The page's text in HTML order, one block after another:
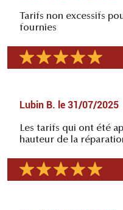
Tarifs non excessifs
fournies
Lubin B. le 31/07/2025
Les tarifs qui ont été
hauteur de la